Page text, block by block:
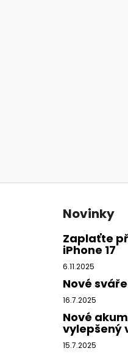
Z
Novinky
Zaplaťte
iPhone 17
6.11.2025
Nové
16.7.2025
Nové
vylepšený
15.7.2025